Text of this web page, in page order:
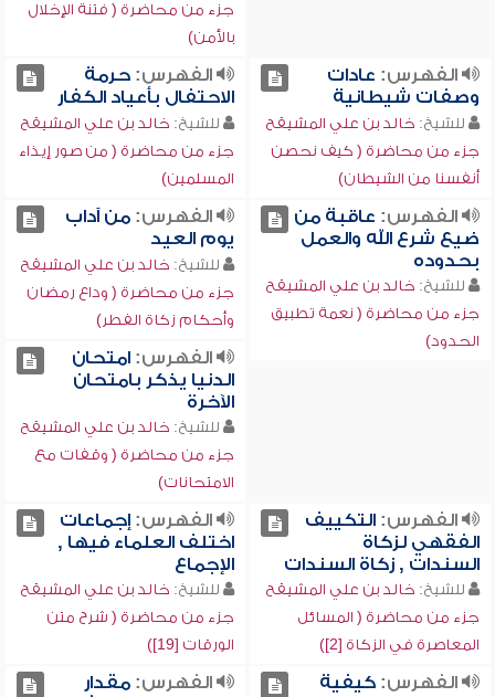
جزء من محاضرة ( فتنة الإخلال
بالأمن)
الفهرس: عادات
وصفات شيطانية
للشيخ: خالد بن علي المشيقح
جزء من محاضرة ( كيف نحصن
أنفسنا من الشيطان)
الفهرس:حرمة
الاحتفال بأعياد الكفار
للشيخ: خالد بن علي المشيقح
جزء من محاضرة ( من صور إيذاء
المسلمين)
الفهرس: عاقبة من
ضيع شرع الله والعمل
بحدوده
للشيخ: خالد بن علي المشيقح
جزء من محاضرة ( نعمة تطبيق
الحدود)
الفهرس:من آداب
يوم العيد
للشيخ: خالد بن علي المشيقح
جزء من محاضرة ( وداع رمضان
وأحكام زكاة الفطر)
الفهرس:امتحان
الدنيا يذكر بامتحان
الآخرة
للشيخ: خالد بن علي المشيقح
جزء من محاضرة ( وقفات مع
الامتحانات)
الفهرس:التكييف
الفقهي لزكاة
السندات , زكاة السندات
للشيخ: خالد بن علي المشيقح
جزء من محاضرة ( المسائل
المعاصرة في الزكاة [2])
الفهرس:إجماعات
اختلف العلماء فيها ,
الإجماع
للشيخ: خالد بن علي المشيقح
جزء من محاضرة ( شرح متن
الورقات [19])
الفهرس:كيفية
الفهرس:مقدار